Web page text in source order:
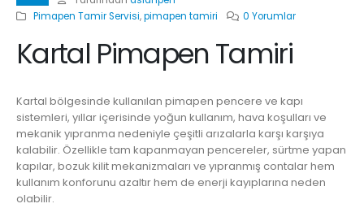
Pimapen Tamir Servisi,pimapen tamiri 0 Yorumlar
Kartal Pimapen Tamiri
Kartal bölgesinde kullanılan pimapen pencere ve kapı
sistemleri, yıllar içerisinde yoğun kullanım, hava koşulları ve
mekanik yıpranma nedeniyle çeşitli arızalarla karşı karşıya
kalabilir. Özellikle tam kapanmayan pencereler, sürtme yapan
kapılar, bozuk kilit mekanizmaları ve yıpranmış contalar hem
kullanım konforunu azaltır hem de enerji kayıplarına neden
olabilir.